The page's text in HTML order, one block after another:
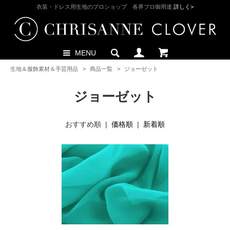
衣装・ドレス用生地のプロショップ 各界プロ御用達 詳しく>
MENU
生地＆服飾素材＆手芸用品 > 商品一覧 > ジョーゼット
ジョーゼット
おすすめ順 | 価格順 | 新着順